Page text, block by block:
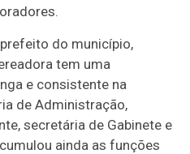
do município,
tem uma
e consistente na
de Administração,
secretária de Gabinete e
ainda as funções